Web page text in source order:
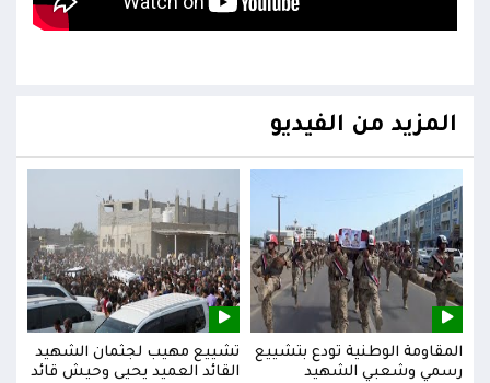
المزيد من الفيديو
المقاومة الوطنية تودع بتشييع
رسمي وشعبي الشهيد
تشييع مهيب لجثمان الشهيد
القائد العميد يحيى وحيش قائد